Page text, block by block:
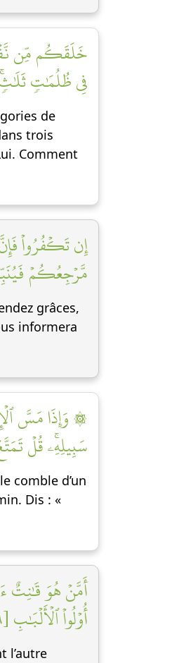
خَلَقَكُم مِّن
فِي ظُلُمَٰتٖ ثَلَٰثٖۚ
de
trois
Comment
إِن تَكۡفُرُواْ
مَّرۡجِعُكُمۡ
grâces,
informera
۞ وَإِذَا مَسَّ
سَبِيلِهِۦۚ قُلۡ
comble d’un
Dis : «
أَمَّنۡ هُوَ قَٰنِتٌ
أُوْلُواْ ٱلۡأَلۡبَٰبِ [٩]
l’autre